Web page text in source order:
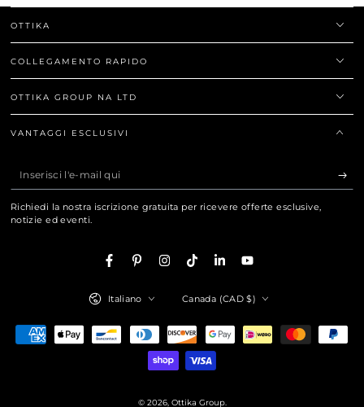
OTTIKA
COLLEGAMENTO RAPIDO
OTTIKA GROUP NA LTD
VANTAGGI ESCLUSIVI
Inserisci
mail
Richiedi la nostra iscrizione gratuita per ricevere offerte esclusive,
notizie ed eventi.
FacebookPinterestInstagram
TikTokLinkedInYouTube
© 2026, Ottika Group.
Lingua
Italiano
geografica
Canada (CAD $)
Modalità